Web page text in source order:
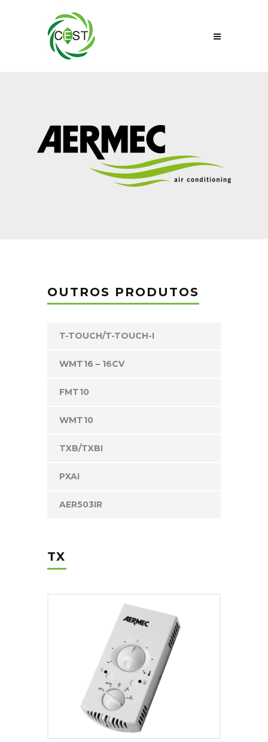
OUTROS PRODUTOS
T-TOUCH/T-TOUCH-I
WMT16 – 16CV
FMT10
WMT10
TXB/TXBI
PXAI
AER503IR
TX